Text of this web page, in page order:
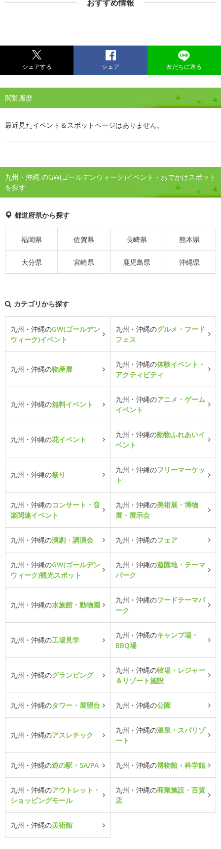
おすすめ情報
シェアする シェア 友だちに送る
閲覧履歴
最近見たイベント＆スポットページはありません。
九州・沖縄 のGW(ゴールデンウィーク)イベント・おでかけスポット
を探す
都道府県から探す
福岡県 佐賀県 長崎県 熊本県
大分県 宮崎県 鹿児島県 沖縄県
カテゴリから探す
九州・沖縄のGW(ゴールデン
ウィーク)イベント
九州・沖縄のグルメ・フード
フェス
九州・沖縄の物産展
九州・沖縄の体験イベント・
アクティビティ
九州・沖縄の無料イベント
九州・沖縄のアニメ・ゲーム
イベント
九州・沖縄の花イベント
九州・沖縄の動物ふれあいイ
ベント
九州・沖縄の祭り
九州・沖縄のフリーマーケッ
ト
九州・沖縄のコンサート・音
楽関連イベント
九州・沖縄の美術展・博物
展・展示会
九州・沖縄の演劇・講演会 九州・沖縄のフェア
九州・沖縄のGW(ゴールデン
ウィーク)観光スポット
九州・沖縄の遊園地・テーマ
パーク
九州・沖縄の水族館・動物園
九州・沖縄のフードテーマパ
ーク
九州・沖縄の工場見学
九州・沖縄のキャンプ場・
BBQ場
九州・沖縄のグランピング
九州・沖縄の牧場・レジャー
＆リゾート施設
九州・沖縄のタワー・展望台 九州・沖縄の公園
九州・沖縄のアスレチック
九州・沖縄の温泉・スパリゾ
ート
九州・沖縄の道の駅・SA/PA 九州・沖縄の博物館・科学館
九州・沖縄のアウトレット・
ショッピングモール
九州・沖縄の商業施設・百貨
店
九州・沖縄の美術館